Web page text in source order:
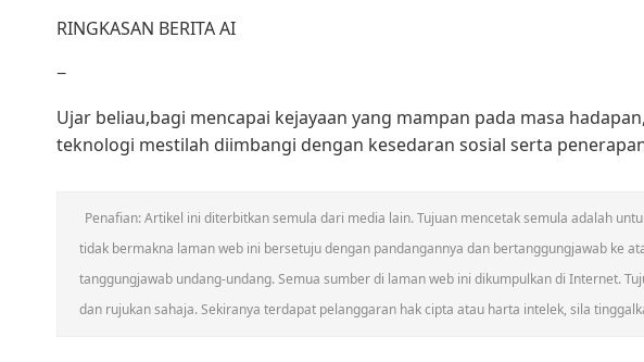
RINGKASAN BERITA AI
−
Ujar beliau,bagi mencapai kejayaan yang mampan pada masa
teknologi mestilah diimbangi dengan kesedaran sosial serta
Penafian: Artikel ini diterbitkan semula dari media lain. Tujuan mencetak semula adalah
tidak bermakna laman web ini bersetuju dengan pandangannya dan bertanggungjawab ke
tanggungjawab undang-undang. Semua sumber di laman web ini dikumpulkan di Internet.
dan rujukan sahaja. Sekiranya terdapat pelanggaran hak cipta atau harta intelek, sila